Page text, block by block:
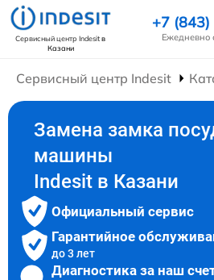
Сервисный центр Indesitв
Казани
+7
Ежедневно
Сервисный центр Indesit
Замена замка
машины
Indesit в Казани
Официальный сервис
Гарантийное
до 3 лет
Диагностика за наш